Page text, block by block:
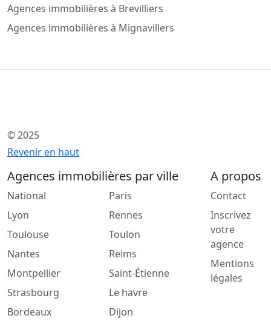
Agences immobilières à Brevilliers
Agences immobilières à Mignavillers
© 2025
Revenir en haut
Agences immobilières par ville
National
Lyon
Toulouse
Nantes
Montpellier
Strasbourg
Bordeaux
Paris
Rennes
Toulon
Reims
Saint-Étienne
Le havre
Dijon
A propos
Contact
Inscrivez
votre
agence
Mentions
légales